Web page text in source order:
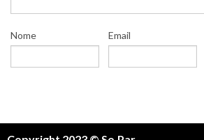
Nome Email